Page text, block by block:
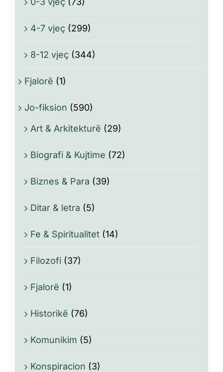
4-7 vjeç (299)
8-12 vjeç (344)
Fjalorë (1)
Jo-fiksion (590)
Art & Arkitekturë (29)
Biografi & Kujtime (72)
Biznes & Para (39)
Ditar & letra (5)
Fe & Spiritualitet (14)
Filozofi (37)
Fjalorë (1)
Historikë (76)
Komunikim (5)
Konspiracion (3)